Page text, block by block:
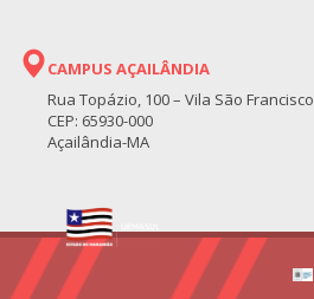
CAMPUS AÇAILÂNDIA
Rua Topázio, 100 – Vila São Francisco
CEP: 65930-000
Açailândia-MA